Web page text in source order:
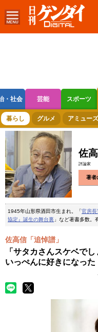
・社会 芸能 スポーツ
ボートレース 競輪 オー
暮らし グルメ アミュー
佐
評論家
著者
1945年山形県酒田市生まれ。「官房
協定』誕生の舞台裏 」など著書多数。
佐高信「追悼譜」
「サタカさんスケベで
いっぺんに好きになった